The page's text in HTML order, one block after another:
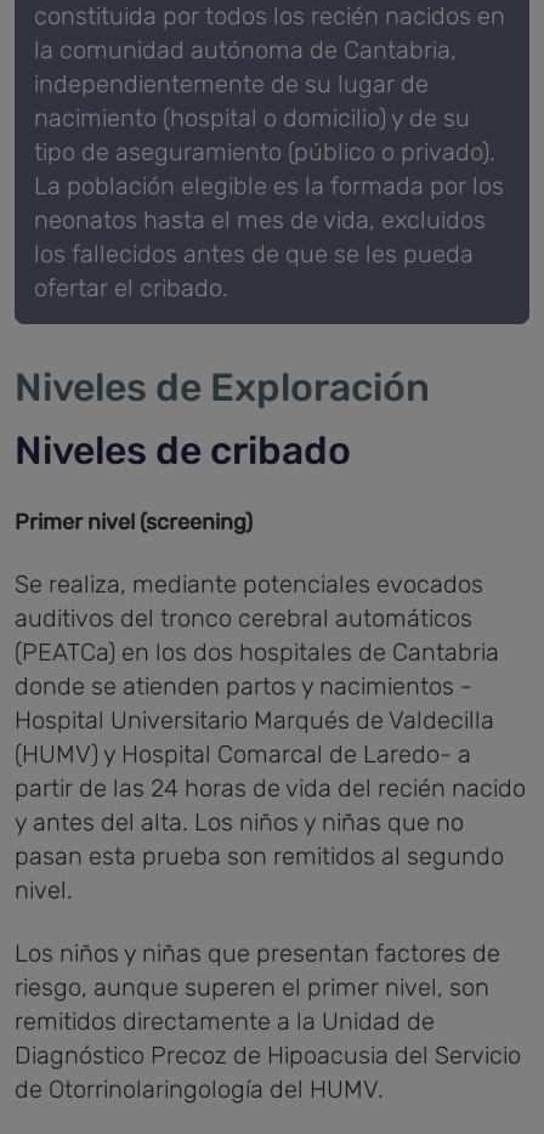
constituida por todos los recién nacidos en
la comunidad autónoma de Cantabria,
independientemente de su lugar de
nacimiento (hospital o domicilio) y de su
tipo de aseguramiento (público o privado).
La población elegible es la formada por los
neonatos hasta el mes de vida, excluidos
los fallecidos antes de que se les pueda
ofertar el cribado.
Niveles de Exploración
Niveles de cribado
Primer nivel (screening)
Se realiza, mediante potenciales evocados
auditivos del tronco cerebral automáticos
(PEATCa) en los dos hospitales de Cantabria
donde se atienden partos y nacimientos -
Hospital Universitario Marqués de Valdecilla
(HUMV) y Hospital Comarcal de Laredo- a
partir de las 24 horas de vida del recién nacido
y antes del alta. Los niños y niñas que no
pasan esta prueba son remitidos al segundo
nivel.
Los niños y niñas que presentan factores de
riesgo, aunque superen el primer nivel, son
remitidos directamente a la Unidad de
Diagnóstico Precoz de Hipoacusia del Servicio
de Otorrinolaringología del HUMV.